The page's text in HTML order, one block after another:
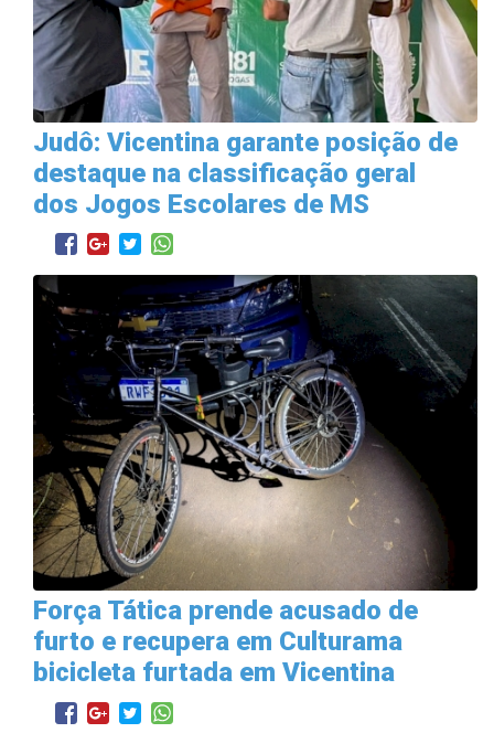
Judô: Vicentina garante posição de
destaque na classificação geral
dos Jogos Escolares de MS
Força Tática prende acusado de
furto e recupera em Culturama
bicicleta furtada em Vicentina